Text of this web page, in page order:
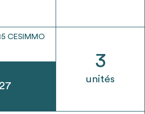
CESIMMO
3
unités